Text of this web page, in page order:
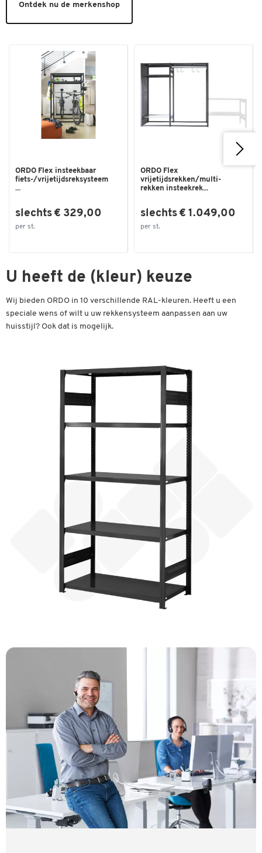
Ontdek nu de merkenshop
ORDO Flex insteekbaar
fiets-/vrijetijdsreksysteem
...
slechts € 329,00
per st.
ORDO Flex
vrijetijdsrekken/multi-
rekken insteekrek...
slechts € 1.049,00
per st.
U heeft de (kleur) keuze
Wij bieden ORDO in 10 verschillende RAL-kleuren. Heeft u een
speciale wens of wilt u uw rekkensysteem aanpassen aan uw
huisstijl? Ook dat is mogelijk.